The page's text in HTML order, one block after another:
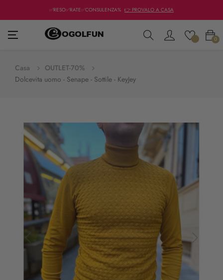
✅RESO✅RATE✅CONSULENZA% 👉 PROVALO A CASA
navigazione
☰ 0
Casa
OUTLET-70%
Dolcevita uomo - Senape - Sottile - KeyJey